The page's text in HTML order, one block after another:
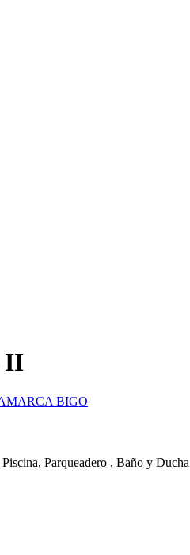
II
Parqueadero , Baño y Ducha